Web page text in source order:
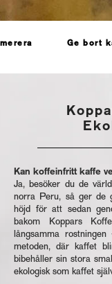
Ge bort
Kan koffeinfritt kaffe
Ja, besöker du de
norra Peru, så ger de
höjd för att sedan
bakom Koppars
långsamma
metoden, där kaffet
bibehåller sin stora
ekologisk som kaffet